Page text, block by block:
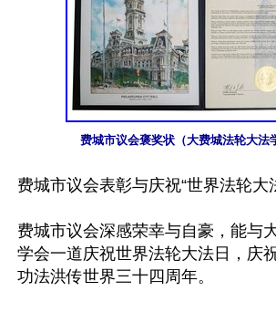
费城市议会褒奖状（大费城法轮大法
费城市议会表彰与庆祝“世界法轮大
费城市议会深感荣幸与自豪，能与
学会一道庆祝世界法轮大法日，庆
功法洪传世界三十四周年。